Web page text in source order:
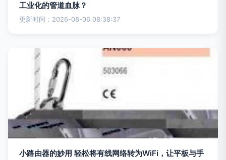
工业化的管道血脉？
更新时间：2026-08-06 08:38:37
小路由器的妙用 轻松将有线网络转为WiFi，让平板与手